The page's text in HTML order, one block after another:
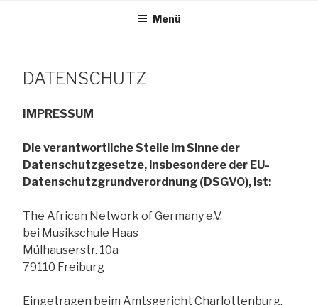
Menü
DATENSCHUTZ
IMPRESSUM
Die verantwortliche Stelle im Sinne der
Datenschutzgesetze, insbesondere der EU-
Datenschutzgrundverordnung (DSGVO), ist:
The African Network of Germany e.V.
bei Musikschule Haas
Mülhauserstr. 10a
79110 Freiburg
Eingetragen beim Amtsgericht Charlottenburg,